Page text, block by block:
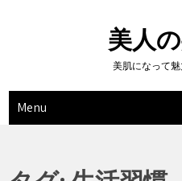
美人
美肌になって
Menu